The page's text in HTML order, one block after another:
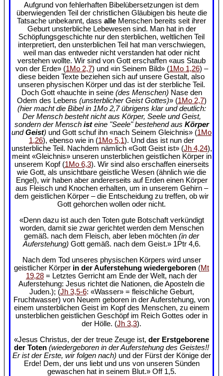
Aufgrund von fehlerhaften Bibelübersetzungen ist dem
überwiegenden Teil der christlichen Gläubigen bis heute die
Tatsache unbekannt, dass alle Menschen bereits seit ihrer
Geburt unsterbliche Lebewesen sind. Man hat in der
Schöpfungsgeschichte nur den sterblichen, weltlichen Teil
interpretiert, den unsterblichen Teil hat man verschwiegen,
weil man das entweder nicht verstanden hat oder nicht
verstehen wollte. Wir sind von Gott erschaffen «aus Staub
von der Erde» (1Mo 2,7) und «in Seinem Bild» (1Mo 1,26) –
diese beiden Texte beziehen sich auf unsere Gestalt, also
unseren physischen Körper und das ist der sterbliche Teil.
Doch Gott «hauchte in seine (des Menschen) Nase den
Odem des Lebens (unsterblicher Geist Gottes)» (1Mo 2,7)
(hier macht die Bibel in 1Mo 2,7 übrigens klar und deutlich:
Der Mensch besteht nicht aus Körper, Seele und Geist,
sondern der Mensch isteine "Seele" bestehend aus Körper
undGeist) und Gott schuf ihn «nach Seinem Gleichnis» (1Mo
1,26), ebenso wie in (1Mo 5,1). Und das ist nun der
unsterbliche Teil. Nachdem nämlich «Gott Geist ist» (Jh 4,24),
meint «Gleichnis» unseren unsterblichen geistlichen Körper in
unserem Kopf (1Mo 6,3). Wir sind also erschaffen einerseits
wie Gott, als unsichtbare geistliche Wesen (ähnlich wie die
Engel), wir haben aber andererseits auf Erden einen Körper
aus Fleisch und Knochen erhalten, um in unserem Gehirn –
dem geistlichen Körper – die Entscheidung zu treffen, ob wir
Gott gehorchen wollen oder nicht.
«Denn dazu ist auch den Toten gute Botschaft verkündigt
worden, damit sie zwar gerichtet werden dem Menschen
gemäß. nach dem Fleisch, aber leben möchten (in der
Auferstehung) Gott gemäß. nach dem Geist.» 1Ptr 4,6.
Nach dem Tod unseres physischen Körpers wird unser
geistlicher Körper in der Auferstehung wiedergeboren (Mt
19,28 = Letztes Gerricht am Ende der Welt, nach der
Auferstehung: Jesus richtet die Nationen, die Aposteln die
Juden.); (Jh 3,5-6: «Wasser» = fleischliche Geburt,
Fruchtwasser) von Neuem geboren in der Auferstehung, von
einem unsterblichen Geist im Kopf des Menschen, zu einem
unsterblichen geistlichen Geschöpf im Reich Gottes oder in
der Hölle. (Jh 3,3).
«Jesus Christus, der der treue Zeuge ist, der Erstgeborene
der Toten (wiedergeboren in der Auferstehung des Geistes!!
Er ist der Erste, wir folgen nach) und der Fürst der Könige der
Erde! Dem, der uns liebt und uns von unseren Sünden
gewaschen hat in seinem Blut.» Off 1,5.